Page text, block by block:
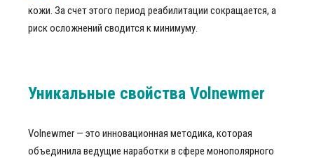
кожи. За счет этого период реабилитации сокращается, а
риск осложнений сводится к минимуму.
Уникальные свойства Volnewmer
Volnewmer — это инновационная методика, которая
объединила ведущие наработки в сфере монополярного